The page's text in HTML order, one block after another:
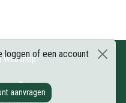
loggen of een account
aanvragen
Webshop
Privacy